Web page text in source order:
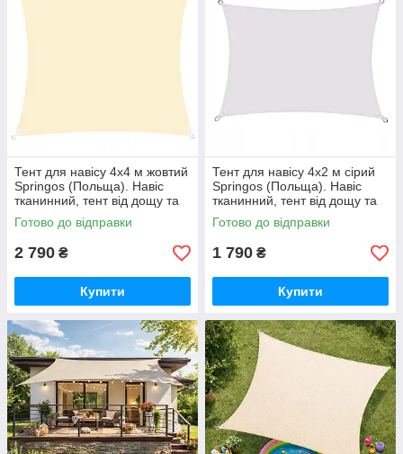
Тент для навісу 4х4 м жовтий
Springos (Польща). Навіс
тканинний, тент від дощу та
сонця GoodPlace -worry-free-
shopping-
Готово до відправки
2 790 ₴
Купити
Тент для навісу 4х2 м сірий
Springos (Польща). Навіс
тканинний, тент від дощу та
сонця GoodPlace -worry-free-
shopping-
Готово до відправки
1 790 ₴
Купити